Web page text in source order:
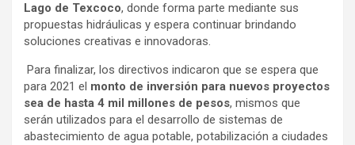
Lago de Texcoco, donde forma parte mediante sus
propuestas hidráulicas y espera continuar brindando
soluciones creativas e innovadoras.
Para finalizar, los directivos indicaron que se espera que
para 2021 el monto de inversión para nuevos proyectos
sea de hasta 4 mil millones de pesos, mismos que
serán utilizados para el desarrollo de sistemas de
abastecimiento de agua potable, potabilización a ciudades